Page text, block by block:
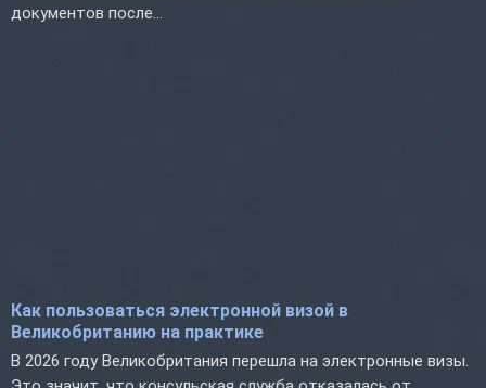
документов после...
Как пользоваться электронной визой в
Великобританию на практике
В 2026 году Великобритания перешла на электронные визы.